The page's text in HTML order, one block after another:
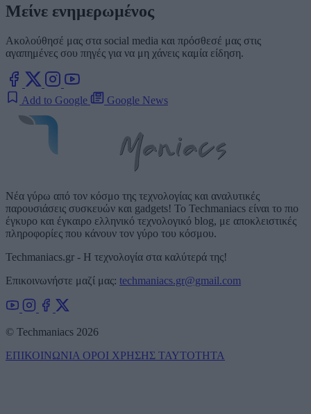
Μείνε ενημερωμένος
Ακολούθησέ μας στα social media και πρόσθεσέ μας στις
αγαπημένες σου πηγές για να μη χάνεις καμία είδηση.
Add to Google Google News
Νέα γύρω από τον κόσμο της τεχνολογίας και αναλυτικές
παρουσιάσεις συσκευών και gadgets! Το Techmaniacs είναι το πιο
έγκυρο και έγκαιρο ελληνικό τεχνολογικό blog, με αποκλειστικές
πληροφορίες που κάνουν τον γύρο του κόσμου.
Techmaniacs.gr - Η τεχνολογία στα καλύτερά της!
Επικοινωνήστε μαζί μας: techmaniacs.gr@gmail.com
© Techmaniacs 2026
ΕΠΙΚΟΙΝΩΝΙΑ ΟΡΟΙ ΧΡΗΣΗΣ ΤΑΥΤΟΤΗΤΑ